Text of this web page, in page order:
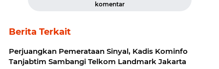
komentar
Berita Terkait
Perjuangkan Pemerataan Sinyal, Kadis Kominfo
Tanjabtim Sambangi Telkom Landmark Jakarta